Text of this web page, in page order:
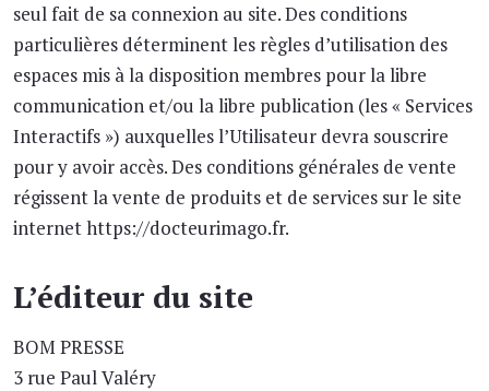
seul fait de sa connexion au site. Des conditions
particulières déterminent les règles d’utilisation des
espaces mis à la disposition membres pour la libre
communication et/ou la libre publication (les « Services
Interactifs ») auxquelles l’Utilisateur devra souscrire
pour y avoir accès. Des conditions générales de vente
régissent la vente de produits et de services sur le site
internet https://docteurimago.fr.
L’éditeur du site
BOM PRESSE
3 rue Paul Valéry